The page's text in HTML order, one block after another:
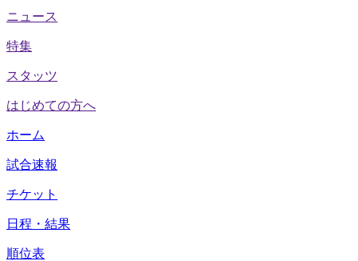
ニュース
特集
スタッツ
はじめての方へ
ホーム
試合速報
チケット
日程・結果
順位表